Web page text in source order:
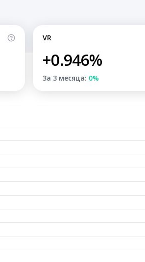
VR
+0.946%
За 3 месяца: 0%